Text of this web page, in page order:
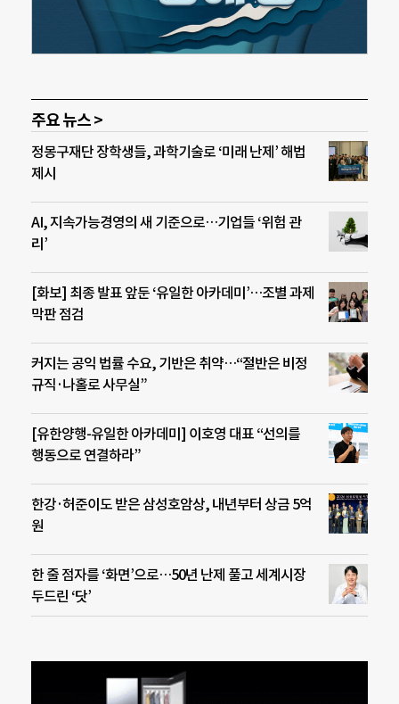
주요 뉴스 >
정몽구재단 장학생들, 과학기술로 ‘미래 난제’ 해법
제시
AI, 지속가능경영의 새 기준으로…기업들 ‘위험 관
리’
[화보] 최종 발표 앞둔 ‘유일한 아카데미’…조별 과제
막판 점검
커지는 공익 법률 수요, 기반은 취약…“절반은 비정
규직·나홀로 사무실”
[유한양행-유일한 아카데미] 이호영 대표 “선의를
행동으로 연결하라”
한강·허준이도 받은 삼성호암상, 내년부터 상금 5억
원
한 줄 점자를 ‘화면’으로…50년 난제 풀고 세계시장
두드린 ‘닷’